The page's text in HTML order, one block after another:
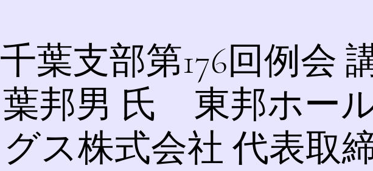
千葉支部第176回例会
葉邦男 氏 東邦ホー
グス株式会社 代表取